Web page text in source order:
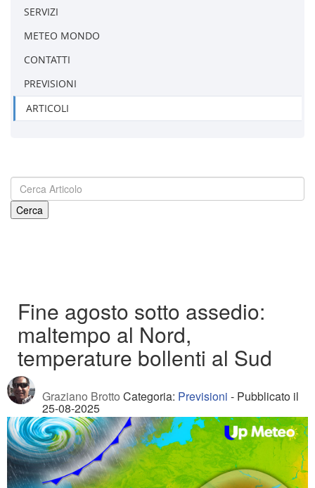
SERVIZI
METEO MONDO
CONTATTI
PREVISIONI
ARTICOLI
Fine agosto sotto assedio:
maltempo al Nord,
temperature bollenti al Sud
Graziano Brotto Categoria: Previsioni - Pubblicato il
25-08-2025